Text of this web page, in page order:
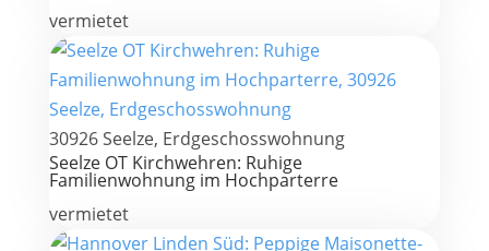
vermietet
30926 Seelze, Erdgeschosswohnung
Seelze OT Kirchwehren: Ruhige
Familienwohnung im Hochparterre
vermietet